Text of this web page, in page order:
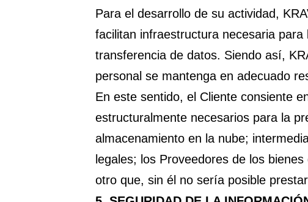
Para el desarrollo de su actividad,
facilitan infraestructura necesaria
transferencia de datos. Siendo así,
personal se mantenga en adecuado
En este sentido, el Cliente consiente
estructuralmente necesarios para la
almacenamiento en la nube;
legales; los Proveedores de los
otro que, sin él no sería posible